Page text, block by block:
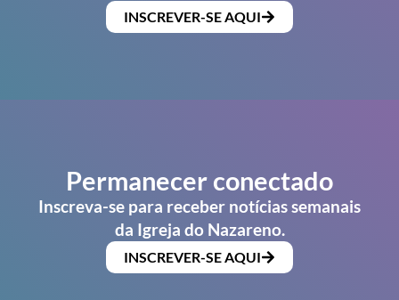
INSCREVER-SE AQUI
Permanecer conectado
Inscreva-se para receber notícias semanais
da Igreja do Nazareno.
INSCREVER-SE AQUI